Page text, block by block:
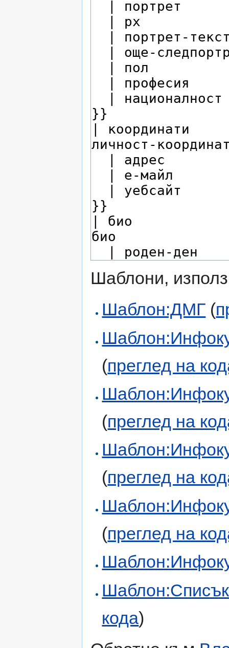
Шаблони,
Шаблон:ДМГ (
(преглед на
(преглед на
(преглед на
(преглед на
кода)